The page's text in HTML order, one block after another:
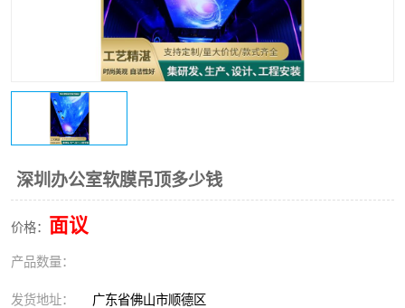
深圳办公室软膜吊顶多少钱
价格： 面议
产品数量：
发货地址： 广东省佛山市顺德区